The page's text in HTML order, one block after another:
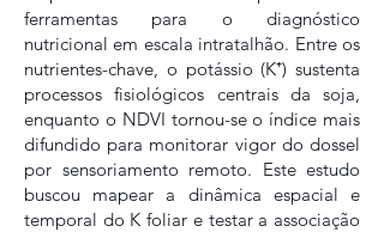
ferramentas para o diagnóstico
nutricional em escala intratalhão. Entre os
nutrientes-chave, o potássio (K⁺) sustenta
processos fisiológicos centrais da soja,
enquanto o NDVI tornou-se o índice mais
difundido para monitorar vigor do dossel
por sensoriamento remoto. Este estudo
buscou mapear a dinâmica espacial e
temporal do K foliar e testar a associação